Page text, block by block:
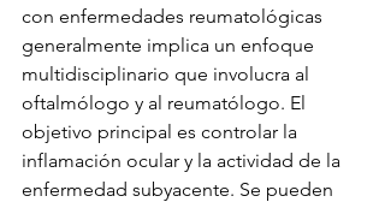
con enfermedades reumatológicas
generalmente implica un enfoque
multidisciplinario que involucra al
oftalmólogo y al reumatólogo. El
objetivo principal es controlar la
inflamación ocular y la actividad de la
enfermedad subyacente. Se pueden